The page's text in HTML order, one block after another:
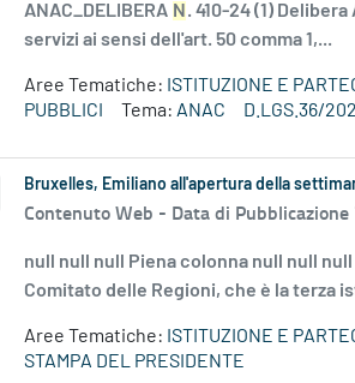
ANAC_DELIBERA N . 410-24 (1) Delibera
servizi ai sensi dell'art. 50 comma 1,...
Aree Tematiche: ISTITUZIONE E
PUBBLICI
Tema: ANAC D.LGS.36/
Bruxelles, Emiliano all'apertura della
Contenuto Web - Data di
null null null Piena colonna null null
Comitato delle Regioni, che è la terza
Aree Tematiche: ISTITUZIONE E
STAMPA DEL PRESIDENTE